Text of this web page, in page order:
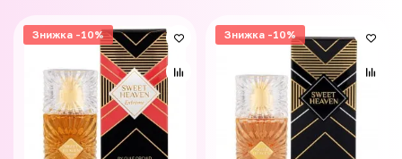
Знижка -10% Знижка -10%